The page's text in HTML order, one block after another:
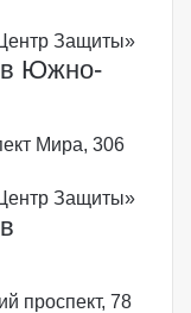
Защиты»
Южно-
Мира, 306
Защиты»
проспект, 78